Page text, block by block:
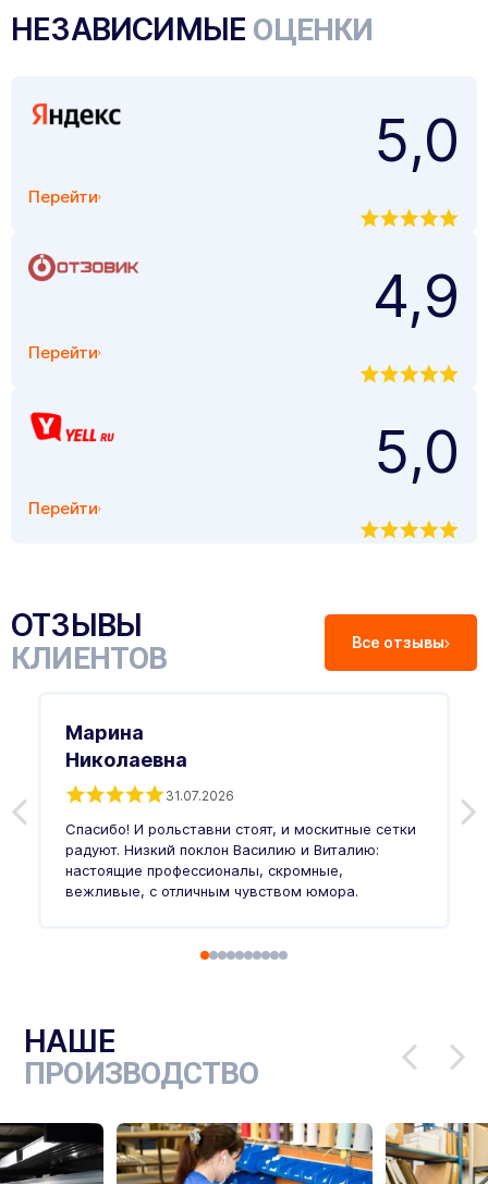
НЕЗАВИСИМЫЕ ОЦЕНКИ
Перейти
5,0
Перейти
4,9
Перейти
5,0
ОТЗЫВЫ
КЛИЕНТОВ Все отзывы
Марина
Николаевна
31.07.2026
Спасибо! И рольставни стоят, и москитные сетки
радуют. Низкий поклон Василию и Виталию:
настоящие профессионалы, скромные,
вежливые, с отличным чувством юмора.
НАШЕ
ПРОИЗВОДСТВО